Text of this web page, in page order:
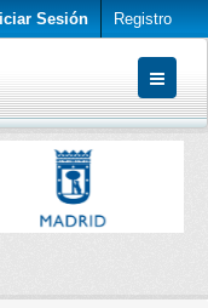
Sesión Registro